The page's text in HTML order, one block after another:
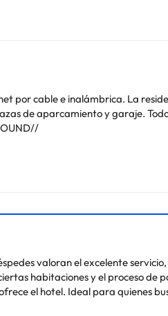
por cable e inalámbrica. La
de aparcamiento y garaje.
valoran el excelente servicio,
habitaciones y el proceso de
el hotel. Ideal para quienes